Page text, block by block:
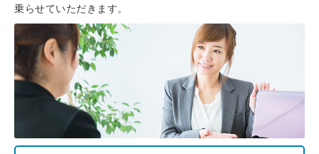
乗らせていただきます。